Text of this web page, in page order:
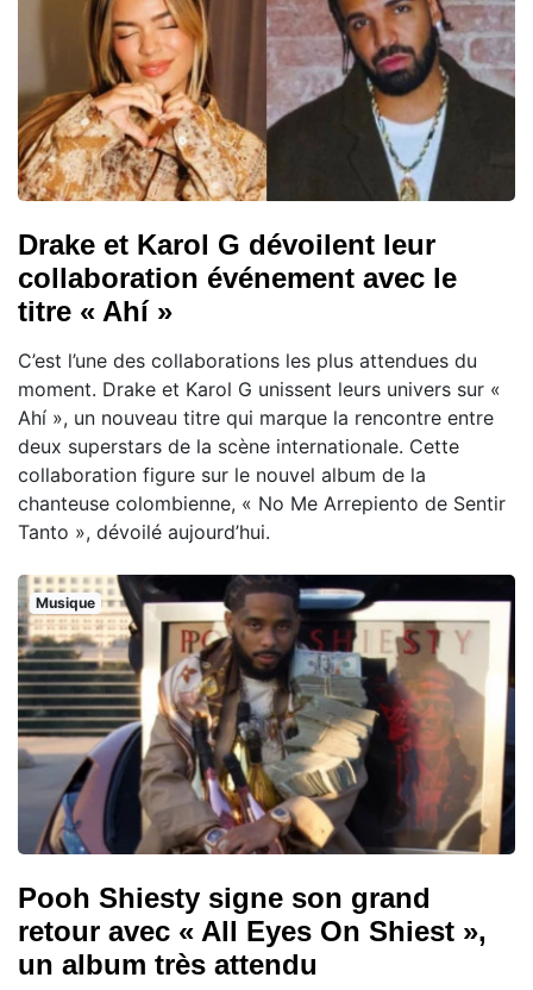
Drake et Karol G dévoilent leur
collaboration événement avec le
titre « Ahí »
C’est l’une des collaborations les plus attendues du
moment. Drake et Karol G unissent leurs univers sur «
Ahí », un nouveau titre qui marque la rencontre entre
deux superstars de la scène internationale. Cette
collaboration figure sur le nouvel album de la
chanteuse colombienne, « No Me Arrepiento de Sentir
Tanto », dévoilé aujourd’hui.
Musique
Pooh Shiesty signe son grand
retour avec « All Eyes On Shiest »,
un album très attendu